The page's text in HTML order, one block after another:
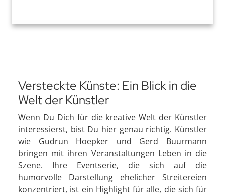
Versteckte Künste: Ein Blick in die
Welt der Künstler
Wenn Du Dich für die kreative Welt der Künstler
interessierst, bist Du hier genau richtig. Künstler
wie Gudrun Hoepker und Gerd Buurmann
bringen mit ihren Veranstaltungen Leben in die
Szene. Ihre Eventserie, die sich auf die
humorvolle Darstellung ehelicher Streitereien
konzentriert, ist ein Highlight für alle, die sich für